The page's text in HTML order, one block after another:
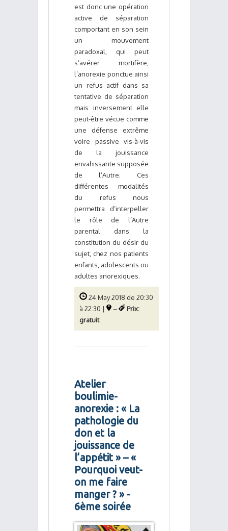
est donc une opération
active de séparation
comportant en son sein
un mouvement
paradoxal, qui peut
s’avérer mortifère,
l’anorexie ponctue ainsi
un refus actif dans sa
tentative de séparation
mais inversement elle
peut-être vécue comme
une défense extrême
voire passive vis-à-vis
de la jouissance
envahissante supposée
de l’Autre. Ces
différentes modalités
du refus nous
permettra d’interpeller
le rôle de l’Autre
parental dans la
constitution du désir du
sujet, chez nos patients
enfants, adolescents ou
adultes anorexiques.
24 May 2018 de 20:30
à 22:30 |
–
Prix:
gratuit
Atelier
boulimie-
anorexie : « La
pathologie du
don et la
jouissance de
l’appétit » – «
Pourquoi veut-
on me faire
manger ? » -
6ème soirée